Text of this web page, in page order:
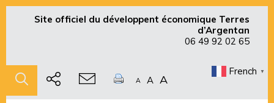
Site officiel du développent économique Terres
d’Argentan
06 49 92 02 65
A A A
French ▼